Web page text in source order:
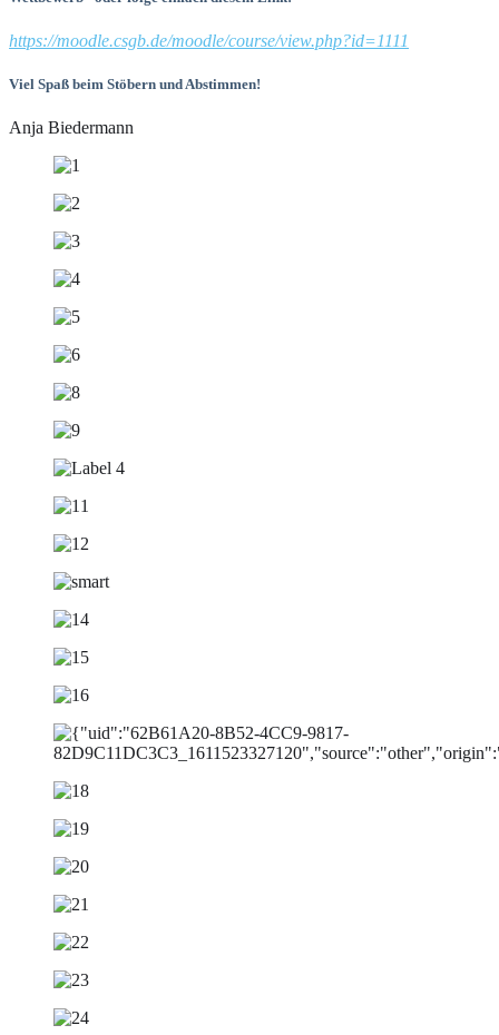
https://moodle.csgb.de/moodle/course/view.php?id=1111
Viel Spaß beim Stöbern und Abstimmen!
Anja Biedermann